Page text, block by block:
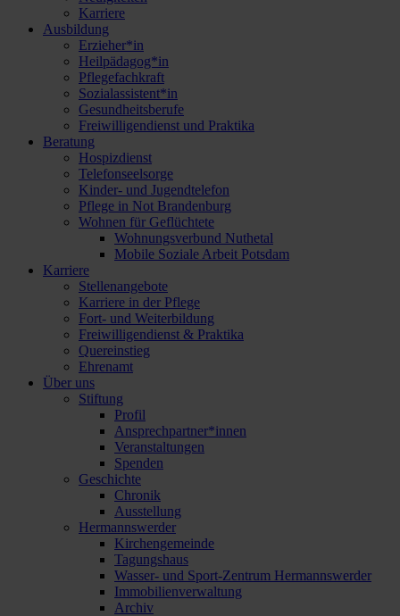
Karriere
Ausbildung
Erzieher*in
Heilpädagog*in
Pflegefachkraft
Sozialassistent*in
Gesundheitsberufe
Freiwilligendienst und Praktika
Beratung
Hospizdienst
Telefonseelsorge
Kinder- und Jugendtelefon
Pflege in Not Brandenburg
Wohnen für Geflüchtete
Wohnungsverbund Nuthetal
Mobile Soziale Arbeit Potsdam
Karriere
Stellenangebote
Karriere in der Pflege
Fort- und Weiterbildung
Freiwilligendienst & Praktika
Quereinstieg
Ehrenamt
Über uns
Stiftung
Profil
Ansprechpartner*innen
Veranstaltungen
Spenden
Geschichte
Chronik
Ausstellung
Hermannswerder
Kirchengemeinde
Tagungshaus
Wasser- und Sport-Zentrum Hermannswerder
Immobilienverwaltung
Archiv